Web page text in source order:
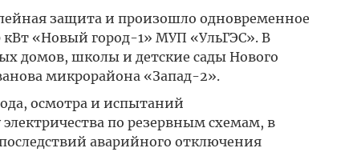
защита и произошло одновременное
кВт «Новый город-1» МУП «УльГЭС». В
домов, школы и детские сады Нового
микрорайона «Запад-2».
осмотра и испытаний
по резервным схемам, в
аварийного отключения